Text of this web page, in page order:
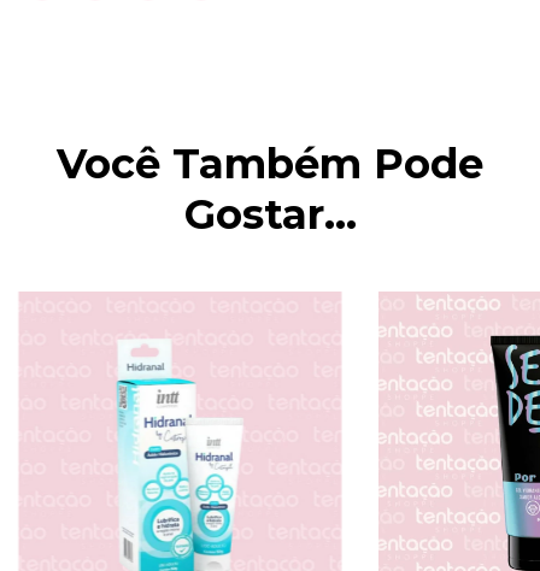
Você Também Pode
Gostar...